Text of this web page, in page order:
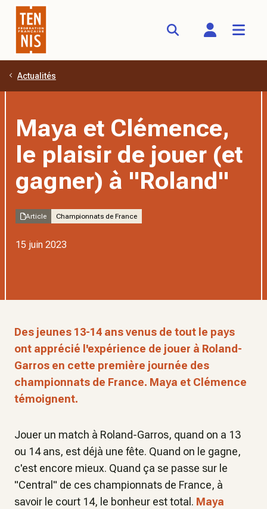
Aller au contenu principal
Actualités
Maya et Clémence,
le plaisir de jouer (et
gagner) à "Roland"
Article Championnats de France
15 juin 2023
Des jeunes 13-14 ans venus de tout le pays
ont apprécié l'expérience de jouer à Roland-
Garros en cette première journée des
championnats de France. Maya et Clémence
témoignent.
Jouer un match à Roland-Garros, quand on a 13
ou 14 ans, est déjà une fête. Quand on le gagne,
c'est encore mieux. Quand ça se passe sur le
"Central" de ces championnats de France, à
savoir le court 14, le bonheur est total. Maya